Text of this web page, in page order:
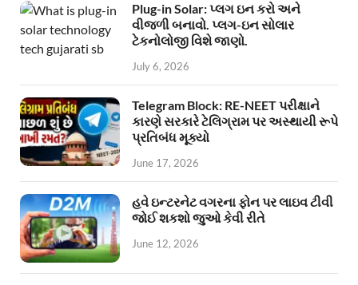
Plug-in Solar: પ્લગ ઇન કરો અને
વીજળી બનાવો. પ્લગ-ઇન સોલાર
ટેકનોલોજી વિશે જાણો.
July 6, 2026
Telegram Block: RE-NEET પરીક્ષાને
કારણે સરકારે ટેલિગ્રામ પર અસ્થાયી રૂપે
પ્રતિબંધ મૂક્યો
June 17, 2026
હવે ઇન્ટરનેટ વગરના ફોન પર લાઇવ ટીવી
જોઈ શકશો જુઓ કેવી રીતે
June 12, 2026